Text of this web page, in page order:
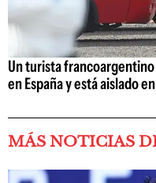
Un turista
en España y está aislado
MÁS NOTICIAS